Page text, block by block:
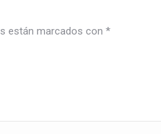
están marcados con *